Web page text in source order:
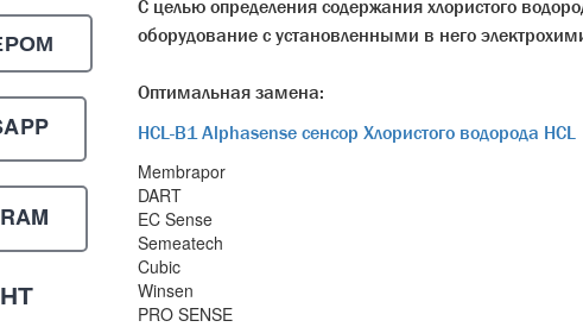
С целью определения содержания хлористого
оборудование с установленными в него
Оптимальная замена:
HCL-B1 Alphasense сенсор Хлористого водорода HCL
Membrapor
DART
EC Sense
Semeatech
Cubic
Winsen
PRO SENSE